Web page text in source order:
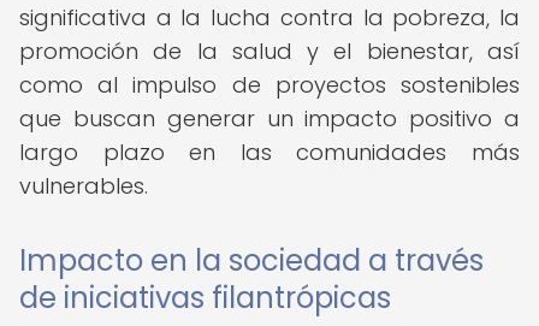
significativa a la lucha contra la pobreza, la
promoción de la salud y el bienestar, así
como al impulso de proyectos sostenibles
que buscan generar un impacto positivo a
largo plazo en las comunidades más
vulnerables.
Impacto en la sociedad a través
de iniciativas filantrópicas